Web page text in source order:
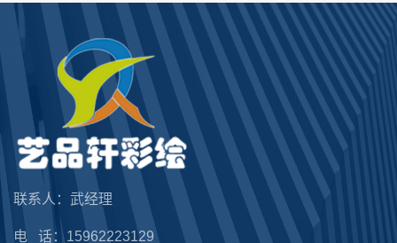
联系人：武经理
电 话：15962223129